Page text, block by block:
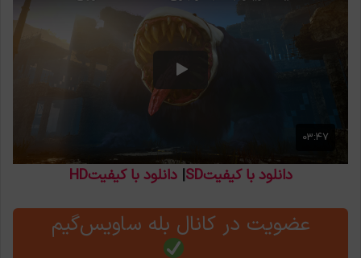
دانلود با کیفیتSD |دانلود با کیفیتHD
عضویت در کانال بله ساویس‌گیم